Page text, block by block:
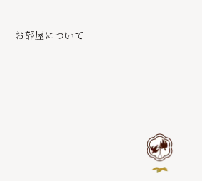
お部屋について